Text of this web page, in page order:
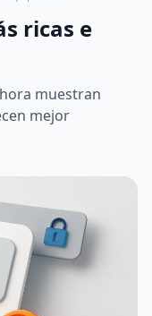
ricas e
muestran
mejor